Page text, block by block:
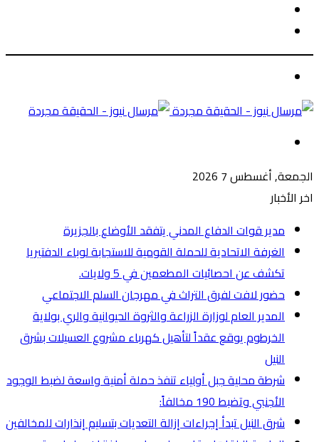
عن
الجمعة, أغسطس 7 2026
اخر الأخبار
مدير قوات الدفاع المدني يتفقد الأوضاع بالجزيرة
الغرفة الاتحادية للحملة القومية للاستجابة لوباء الدفتيريا
تكشف عن احصائيات المطعمين في 5 ولايات.
حضور لافت لفرق التراث في مهرجان السلم الاجتماعي
المدير العام لوزارة الزراعة والثروة الحيوانية والري بولاية
الخرطوم يوقع عقداً لتأهيل كهرباء مشروع العسيلات بشرق
النيل
شرطة محلية جبل أولياء تنفذ حملة أمنية واسعة لضبط الوجود
الأجنبي وتضبط 190 مخالفاً:
شرق النيل تبدأ إجراءات إزالة التعديات بتسليم إنذارات للمخالفين